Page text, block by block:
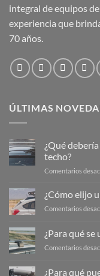
integral de equipos
experiencia que
70 años.
ÚLTIMAS
¿Qué
techo?
Comentarios
¿Cómo elijo
Comentarios
¿Para qué
Comentarios
¿Para qué